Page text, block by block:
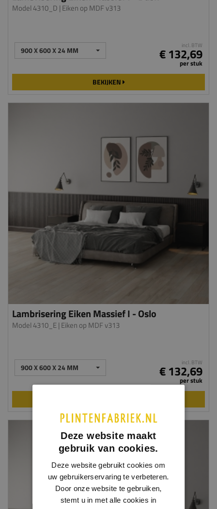
Model 4310_D | Eiken op MDF v313
900 X 600 X 24 MM incl. BTW
€ 132,69
per stuk
BEKIJKEN
Lambrisering Eiken Massief I - Oslo
Model 4310_E| Eiken op MDF v313
900 X 600 X 24 MM incl. BTW
€ 132,69
per stuk
Deze website maakt
gebruik van cookies.
Deze website gebruikt cookies om
uw gebruikerservaring te verbeteren.
Door onze website te gebruiken,
stemt u in met alle cookies in